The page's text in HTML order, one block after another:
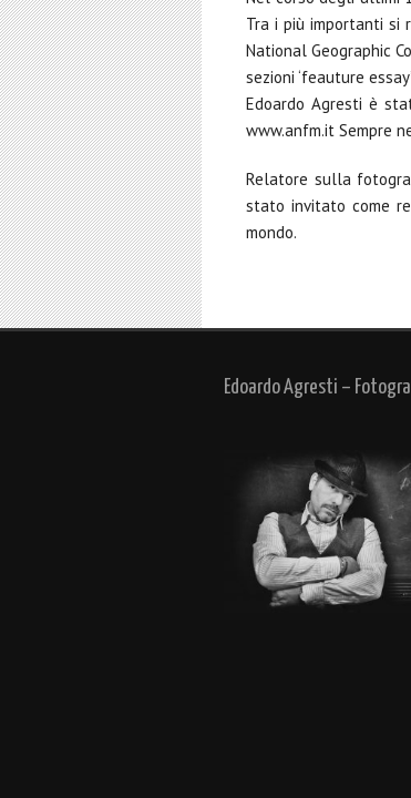
Tra i più importanti si
National Geographic
sezioni ‘feauture
Edoardo Agresti è
www.anfm.it Sempre
Relatore sulla
stato invitato come
mondo.
Edoardo Agresti –